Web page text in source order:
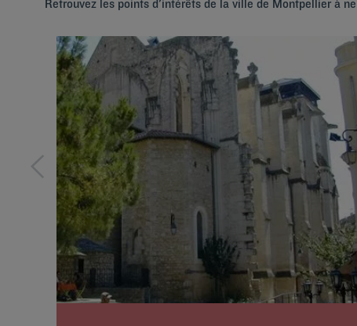
Retrouvez les points d'intérêts de la ville de Montpellier à